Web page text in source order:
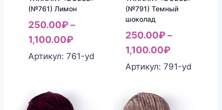
(№761) Лимон
250.00₽–
1,100.00₽
Артикул: 761-yd
(№791) Темный
шоколад
250.00₽–
1,100.00₽
Артикул: 791-yd